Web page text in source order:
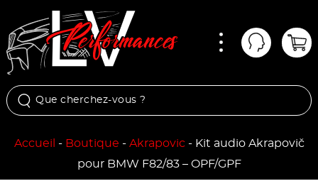
Mon
Accueil - Boutique - Akrapovic- Kit audio Akrapovič
pour BMW F82/83 – OPF/GPF